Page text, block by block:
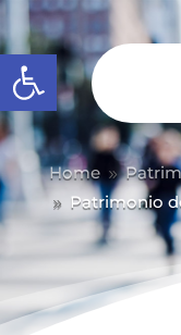
Abrir barra de
Home 9
9 Patrimonio